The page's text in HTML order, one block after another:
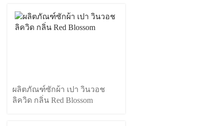
ผลิตภัณฑ์ซักผ้า เปา วินวอช
ลิควิด กลิ่น Red Blossom